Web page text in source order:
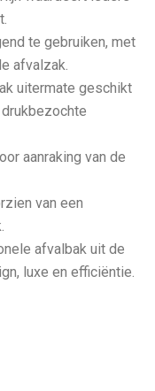
te gebruiken, met
afvalzak.
uitermate geschikt
aanraking van de
van een
afvalbak uit de
luxe en efficiëntie.